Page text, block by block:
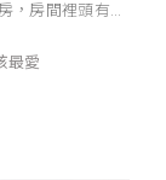
，房間裡頭有...
最愛